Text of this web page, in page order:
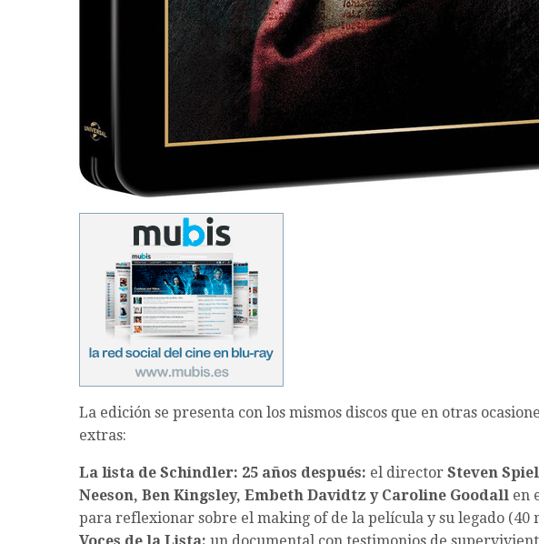
La edición se presenta con los mismos discos que en otras
extras:
La lista de Schindler: 25 años después: el director Steven
Neeson, Ben Kingsley, Embeth Davidtz y Caroline Goodall en
para reflexionar sobre el making of de la película y su legado (40